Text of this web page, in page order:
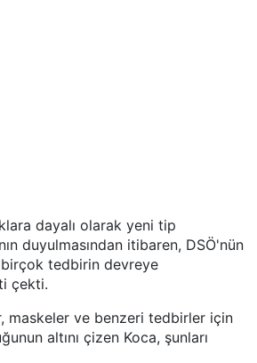
dayalı olarak yeni tip
duyulmasından itibaren, DSÖ'nün
tedbirin devreye
çekti.
maskeler ve benzeri tedbirler için
altını çizen Koca, şunları